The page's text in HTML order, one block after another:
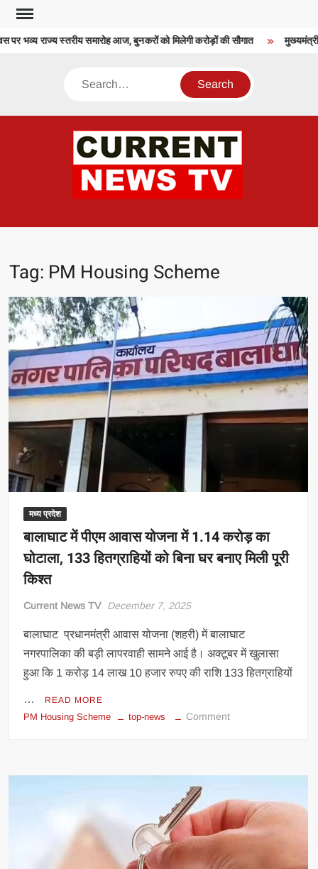
Skip
content
पर भव्य राज्य स्तरीय समारोह आज, बुनकरों को मिलेगी करोड़ों की सौगात
Search
Tag: PM Housing Scheme
मध्य प्रदेश
बालाघाट में पीएम आवास योजना में 1.14 करोड़ का
घोटाला, 133 हितग्राहियों को बिना घर बनाए मिली पूरी
किश्त
Current News TV December 7, 2025
बालाघाट प्रधानमंत्री आवास योजना (शहरी) में बालाघाट
नगरपालिका की बड़ी लापरवाही सामने आई है। अक्टूबर में खुलासा
हुआ कि 1 करोड़ 14 लाख 10 हजार रुपए की राशि 133 हितग्राहियों
… READ MORE
PM Housing Scheme top-news Commenton
योजना
में
1.14
करोड़
का